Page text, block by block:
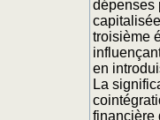
dépenses
troisième
en
La
financière